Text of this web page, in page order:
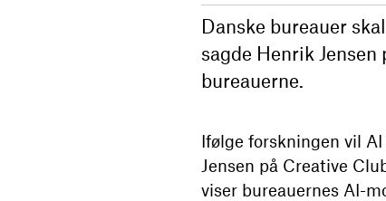
Danske bureauer
sagde Henrik
bureauerne.
Ifølge forskningen vil
Jensen på Creative
viser bureauernes AI-